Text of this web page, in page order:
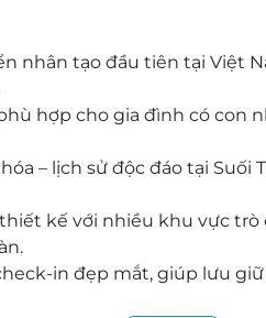
nhân tạo đầu tiên tại Việt
hợp cho gia đình có con
– lịch sử độc đáo tại Suối
kế với nhiều khu vực
in đẹp mắt, giúp lưu